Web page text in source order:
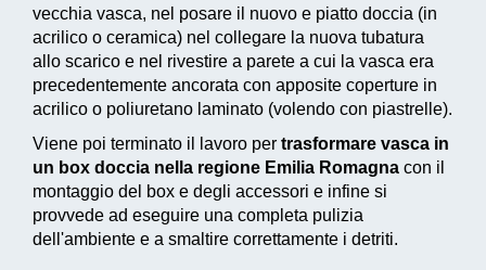
vecchia vasca, nel posare il nuovo e piatto doccia (in
acrilico o ceramica) nel collegare la nuova tubatura
allo scarico e nel rivestire a parete a cui la vasca era
precedentemente ancorata con apposite coperture in
acrilico o poliuretano laminato (volendo con piastrelle).
Viene poi terminato il lavoro per trasformare vasca in
un box doccia nella regione Emilia Romagna con il
montaggio del box e degli accessori e infine si
provvede ad eseguire una completa pulizia
dell'ambiente e a smaltire correttamente i detriti.